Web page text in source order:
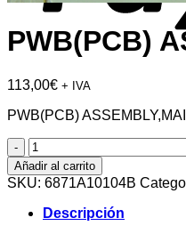
PWB(PCB)
113,00€ + IVA
PWB(PCB)
PWB(PCB)
ASSEMBLY,MAIN
cantidad
Añadir al carrito
SKU: 6871A10104B
Descripción